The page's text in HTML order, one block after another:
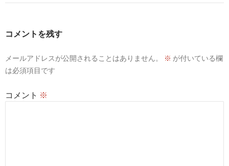
ゲ
ョ
コメントを残す
メールアドレスが公開されることはありません。 ※ が付いている欄
は必須項目です
コメント ※